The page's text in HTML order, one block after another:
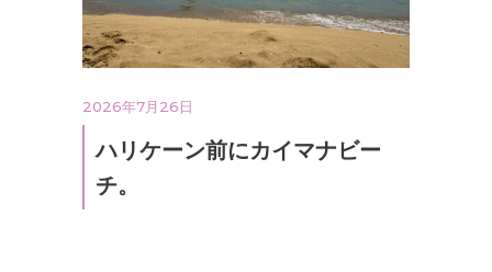
2026年7月26日
ハリケーン前にカイマナビー
チ。